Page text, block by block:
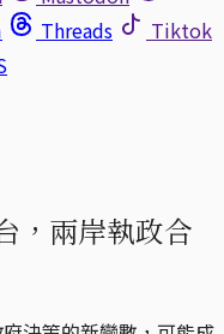
Threads
Tiktok
，兩岸執政合